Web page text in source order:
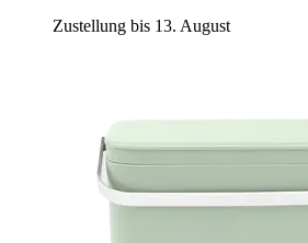
Zustellung bis 13. August